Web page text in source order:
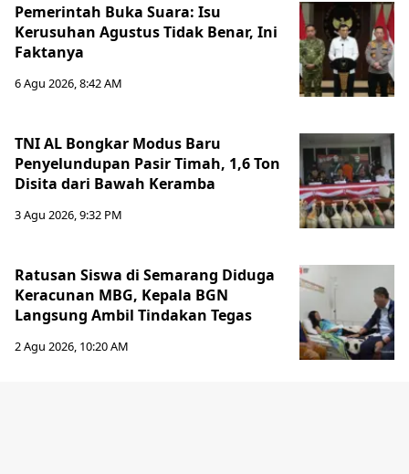
Pemerintah Buka Suara: Isu
Kerusuhan Agustus Tidak Benar, Ini
Faktanya
6 Agu 2026, 8:42 AM
TNI AL Bongkar Modus Baru
Penyelundupan Pasir Timah, 1,6 Ton
Disita dari Bawah Keramba
3 Agu 2026, 9:32 PM
Ratusan Siswa di Semarang Diduga
Keracunan MBG, Kepala BGN
Langsung Ambil Tindakan Tegas
2 Agu 2026, 10:20 AM